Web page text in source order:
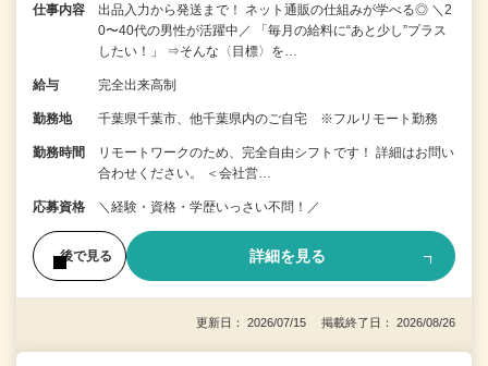
仕事内容
出品入力から発送まで！ ネット通販の仕組みが学べる◎ ＼2
0〜40代の男性が活躍中／ 「毎月の給料に“あと少し”プラス
したい！」 ⇒そんな〈目標〉を…
給与 完全出来高制
勤務地 千葉県千葉市、他千葉県内のご自宅 ※フルリモート勤務
勤務時間
リモートワークのため、完全自由シフトです！ 詳細はお問い
合わせください。 ＜会社営…
応募資格 ＼経験・資格・学歴いっさい不問！／
後で見る 詳細を見る
更新日： 2026/07/15 掲載終了日： 2026/08/26